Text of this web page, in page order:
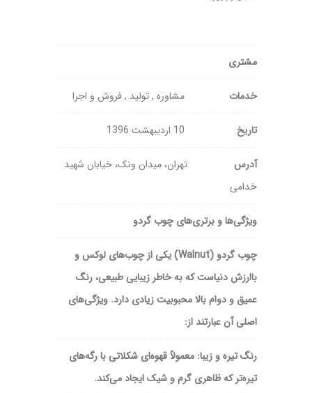
مشتری
خدمات مشاوره , تولید , فروش و اجرا
تاریخ
آدرس
تهران، میدان ونک، خیابان شهید
خدامی
ویژگی‌ها و برتری‌های چوب گردو
چوب گردو (Walnut) یکی از چوب‌های لوکس و
باارزش دنیاست که به خاطر زیبایی طبیعی، رنگ
عمیق و دوام بالا محبوبیت زیادی دارد. ویژگی‌های
اصلی آن عبارتند از:
رنگ تیره و زیبا: معمولاً قهوه‌ای شکلاتی با رگه‌های
تیره‌تر که ظاهری گرم و شیک ایجاد می‌کند.